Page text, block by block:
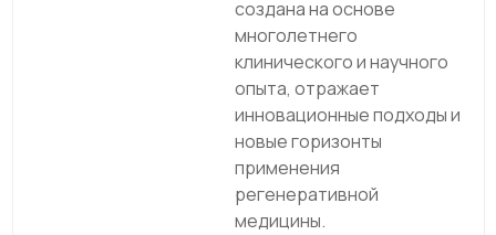
создана на основе
многолетнего
клинического и научного
опыта, отражает
инновационные подходы и
новые горизонты
применения
регенеративной
медицины.